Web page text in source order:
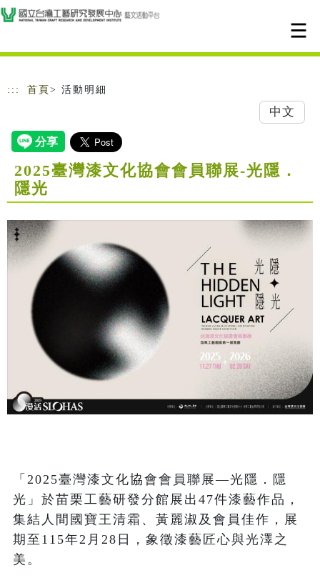
跳到主要內容
網站導覽
::: 首頁 > 活動明細
中文
2025臺灣漆文化協會會員聯展-光隱．
隱光
「2025臺灣漆文化協會會員聯展—光隱．隱
光」於苗栗工藝研發分館展出47件漆藝作品，
集結人間國寶王清霜、黃麗淑及會員佳作，展
期至115年2月28日，象徵漆藝匠心與光澤之
美。